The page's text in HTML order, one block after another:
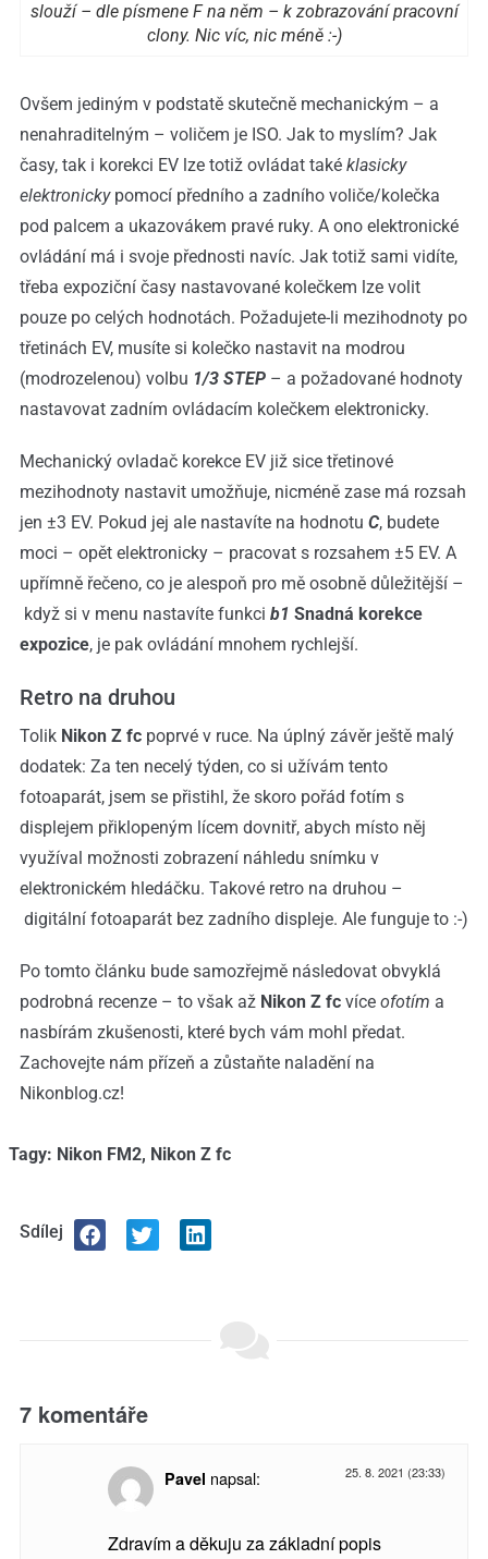
slouží – dle písmene F na něm – k zobrazování pracovní
clony. Nic víc, nic méně :-)
Ovšem jediným v podstatě skutečně mechanickým – a
nenahraditelným – voličem je ISO. Jak to myslím? Jak
časy, tak i korekci EV lze totiž ovládat také klasicky
elektronickypomocí předního a zadního voliče/kolečka
pod palcem a ukazovákem pravé ruky. A ono elektronické
ovládání má i svoje přednosti navíc. Jak totiž sami vidíte,
třeba expoziční časy nastavované kolečkem lze volit
pouze po celých hodnotách. Požadujete-li mezihodnoty po
třetinách EV, musíte si kolečko nastavit na modrou
(modrozelenou) volbu 1/3 STEP – a požadované hodnoty
nastavovat zadním ovládacím kolečkem elektronicky.
Mechanický ovladač korekce EV již sice třetinové
mezihodnoty nastavit umožňuje, nicméně zase má rozsah
jen ±3 EV. Pokud jej ale nastavíte na hodnotu C, budete
moci – opět elektronicky – pracovat s rozsahem ±5 EV. A
upřímně řečeno, co je alespoň pro mě osobně důležitější –
když si v menu nastavíte funkci b1 Snadná korekce
expozice, je pak ovládání mnohem rychlejší.
Retro na druhou
Tolik Nikon Z fc poprvé v ruce. Na úplný závěr ještě malý
dodatek: Za ten necelý týden, co si užívám tento
fotoaparát, jsem se přistihl, že skoro pořád fotím s
displejem přiklopeným lícem dovnitř, abych místo něj
využíval možnosti zobrazení náhledu snímku v
elektronickém hledáčku. Takové retro na druhou –
digitální fotoaparát bez zadního displeje. Ale funguje to :-)
Po tomto článku bude samozřejmě následovat obvyklá
podrobná recenze – to však až Nikon Z fc více ofotím a
nasbírám zkušenosti, které bych vám mohl předat.
Zachovejte nám přízeň a zůstaňte naladění na
Nikonblog.cz!
Tagy: Nikon FM2, Nikon Z fc
Sdílej
7 komentáře
Pavel napsal: 25. 8. 2021 (23:33)
Zdravím a děkuju za základní popis